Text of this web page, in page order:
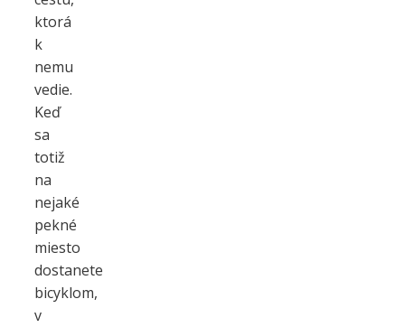
ktorá
k
nemu
vedie.
Keď
sa
totiž
na
nejaké
pekné
miesto
dostanete
bicyklom,
v